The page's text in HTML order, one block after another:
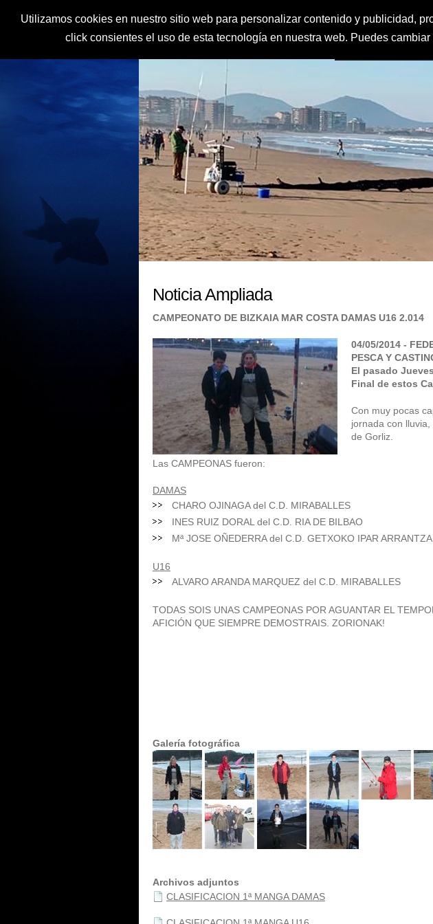
Utilizamos cookies en nuestro sitio web para personalizar contenido y publicidad,
click consientes el uso de esta tecnología en nuestra web. Puedes
FEDERACIÓN
Noticia Ampliada
CAMPEONATO DE BIZKAIA MAR COSTA DAMAS U16 2.014
04/05/2014 -
PESCA Y
El pasado
Final de estos
Con muy pocas
jornada con
de Gorliz.
Las CAMPEONAS fueron:
DAMAS
CHARO OJINAGA del C.D. MIRABALLES
INES RUIZ DORAL del C.D. RIA DE BILBAO
Mª JOSE OÑEDERRA del C.D. GETXOKO IPAR ARRANTZA
U16
ALVARO ARANDA MARQUEZ del C.D. MIRABALLES
TODAS SOIS UNAS CAMPEONAS POR AGUANTAR EL
AFICIÓN QUE SIEMPRE DEMOSTRAIS. ZORIONAK!
Galería fotográfica
Archivos adjuntos
CLASIFICACION 1ª MANGA DAMAS